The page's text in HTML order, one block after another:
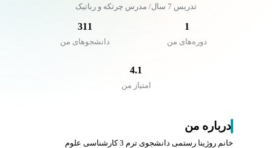
تدریس 7 سال/ مدرس چرتکه و رباتیک
1
دوره‌های من
311
دانشجو‌های من
4.1
امتیاز من
درباره من
خانم روژینا رستمی دانشجوی ترم 3 کارشناسی علوم